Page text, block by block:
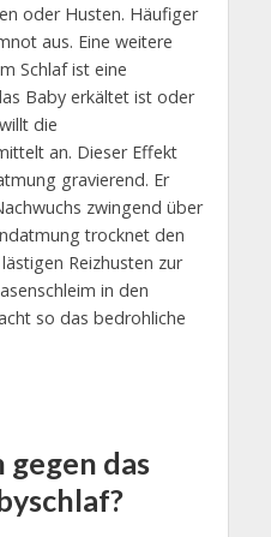
oder Husten. Häufiger
aus. Eine weitere
Schlaf ist eine
Baby erkältet ist oder
die
an. Dieser Effekt
gravierend. Er
zwingend über
trocknet den
Reizhusten zur
in den
so das bedrohliche
das